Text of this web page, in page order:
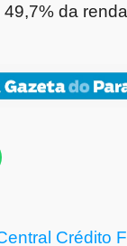
da
Crédito